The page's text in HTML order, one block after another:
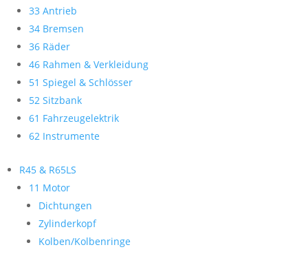
33 Antrieb
34 Bremsen
36 Räder
46 Rahmen & Verkleidung
51 Spiegel & Schlösser
52 Sitzbank
61 Fahrzeugelektrik
62 Instrumente
R45 & R65LS
11 Motor
Dichtungen
Zylinderkopf
Kolben/Kolbenringe